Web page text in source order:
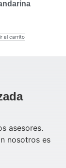
al carrito
asesores.
nosotros es